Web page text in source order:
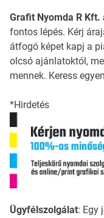
Grafit Nyomda R Kft.
fontos lépés. Kérj
átfogó képet kapj a
olcsó ajánlatoktól,
mennek. Keress
*Hirdetés
Ügyfélszolgálat: Egy